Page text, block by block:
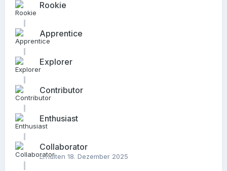
Rookie
Apprentice
Explorer
Contributor
Enthusiast
Collaborator
Erhalten 18. Dezember 2025